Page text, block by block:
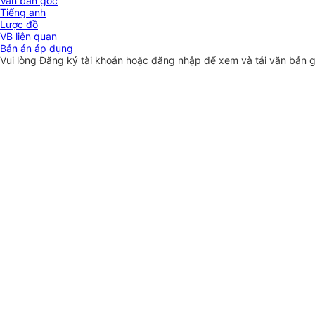
Tiếng anh
Lược đồ
VB liên quan
Bản án áp dụng
Vui lòngĐăng ký tài khoản hoặc đăng nhập để xem và tải văn bản